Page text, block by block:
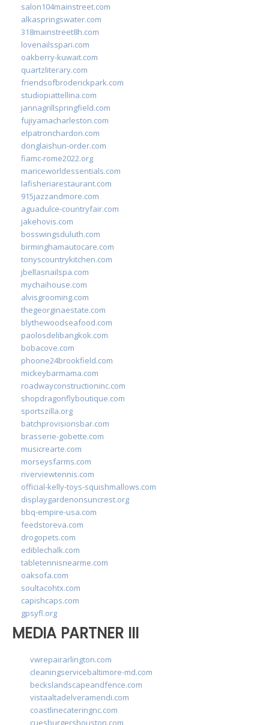
salon104mainstreet.com
alkaspringswater.com
318mainstreet8h.com
lovenailsspari.com
oakberry-kuwait.com
quartzliterary.com
friendsofbroderickpark.com
studiopiattellina.com
jannagrillspringfield.com
fujiyamacharleston.com
elpatronchardon.com
donglaishun-order.com
fiamc-rome2022.org
mariceworldessentials.com
lafisheriarestaurant.com
915jazzandmore.com
aguadulce-countryfair.com
jakehovis.com
bosswingsduluth.com
birminghamautocare.com
tonyscountrykitchen.com
jbellasnailspa.com
mychaihouse.com
alvisgrooming.com
thegeorginaestate.com
blythewoodseafood.com
paolosdelibangkok.com
bobacove.com
phoone24brookfield.com
mickeybarmama.com
roadwayconstructioninc.com
shopdragonflyboutique.com
sportszilla.org
batchprovisionsbar.com
brasserie-gobette.com
musicrearte.com
morseysfarms.com
riverviewtennis.com
official-kelly-toys-squishmallows.com
displaygardenonsuncrest.org
bbq-empire-usa.com
feedstoreva.com
drogopets.com
ediblechalk.com
tabletennisnearme.com
oaksofa.com
soultacohtx.com
capishcaps.com
gpsyfl.org
MEDIA PARTNER III
vwrepairarlington.com
cleaningservicebaltimore-md.com
beckslandscapeandfence.com
vistaaltadelveramendi.com
coastlinecateringnc.com
cuesburgershouston.com